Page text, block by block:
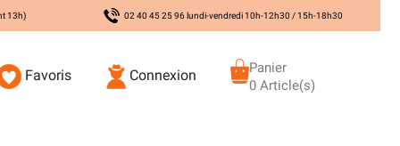
13h) 02 40 45 25 96 lundi-vendredi 10h-12h30 / 15h-18h30
Favoris Connexion
Panier
0 Article(s)